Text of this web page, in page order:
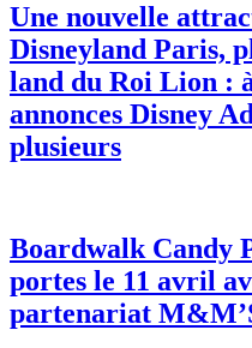
Une nouvelle
Disneyland Paris,
land du Roi Lion :
annonces Disney
plusieurs
Boardwalk Candy
portes le 11 avril
partenariat